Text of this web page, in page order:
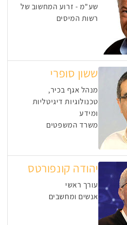
שע"מ - זרוע המחשוב של
רשות המיסים
ששון סופרי
מנהל אגף בכיר,
טכנולוגיות דיגיטליות
ומידע
משרד המשפטים
יהודה קונפורטס
עורך ראשי
אנשים ומחשבים